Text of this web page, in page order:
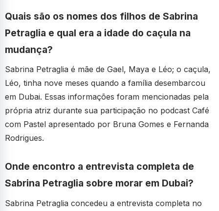
Quais são os nomes dos filhos de Sabrina
Petraglia e qual era a idade do caçula na
mudança?
Sabrina Petraglia é mãe de Gael, Maya e Léo; o caçula,
Léo, tinha nove meses quando a família desembarcou
em Dubai. Essas informações foram mencionadas pela
própria atriz durante sua participação no podcast Café
com Pastel apresentado por Bruna Gomes e Fernanda
Rodrigues.
Onde encontro a entrevista completa de
Sabrina Petraglia sobre morar em Dubai?
Sabrina Petraglia concedeu a entrevista completa no